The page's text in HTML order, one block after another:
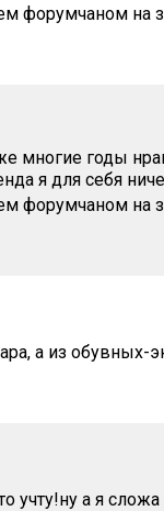
форумчаном на
многие годы
я для себя
форумчаном на
а из обувных-
учту!ну а я